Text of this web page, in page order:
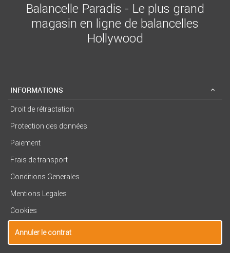
Balancelle Paradis - Le plus grand
magasin en ligne de balancelles
Hollywood
INFORMATIONS
Droit de rétractation
Protection des données
Paiement
Frais de transport
Conditions Generales
Mentions Legales
Cookies
Annuler le contrat